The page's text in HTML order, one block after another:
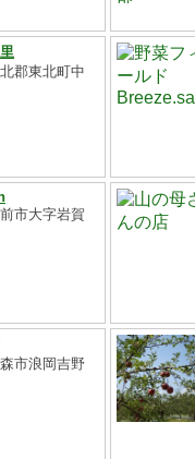
郡東北町中
市大字岩賀
市浪岡吉野